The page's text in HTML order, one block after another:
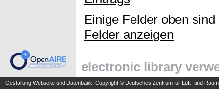
Einige Felder oben
Felder anzeigen
electronic library
Gestaltung Webseite und Datenbank: Copyright © Deutsches Zentrum für Luft- und